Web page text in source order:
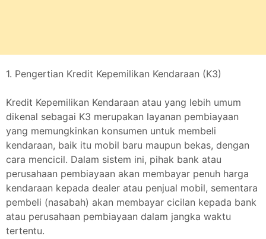
1. Pengertian Kredit Kepemilikan Kendaraan (K3)
Kredit Kepemilikan Kendaraan atau yang lebih umum
dikenal sebagai K3 merupakan layanan pembiayaan
yang memungkinkan konsumen untuk membeli
kendaraan, baik itu mobil baru maupun bekas, dengan
cara mencicil. Dalam sistem ini, pihak bank atau
perusahaan pembiayaan akan membayar penuh harga
kendaraan kepada dealer atau penjual mobil, sementara
pembeli (nasabah) akan membayar cicilan kepada bank
atau perusahaan pembiayaan dalam jangka waktu
tertentu.